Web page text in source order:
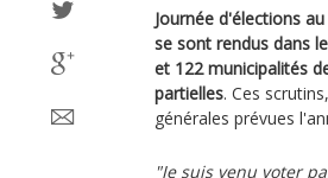
Journée d'élections
se sont rendus dans
et 122 municipalités
partielles. Ces
générales prévues
"Je suis venu voter